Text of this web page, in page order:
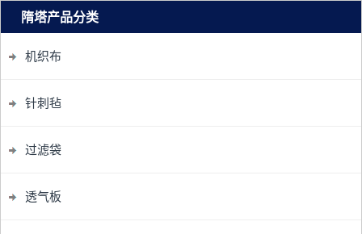
隋塔产品分类
机织布
针刺毡
过滤袋
透气板